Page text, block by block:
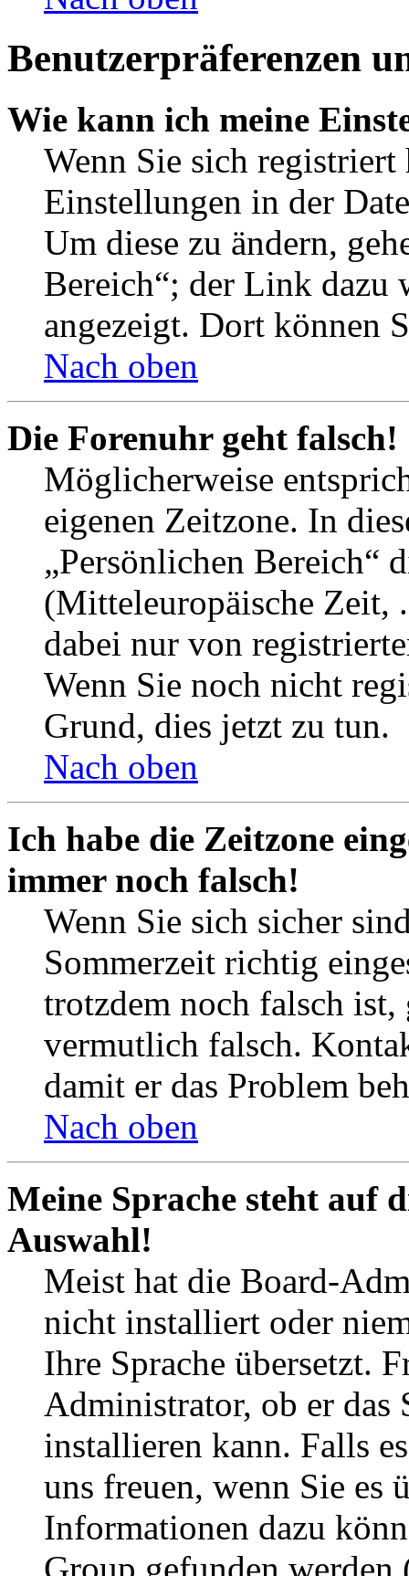
Benutzerpräferenzen
Wie kann ich meine
Wenn Sie sich
Einstellungen in der
Um diese zu ändern,
Bereich“; der Link dazu
angezeigt. Dort können
Nach oben
Die Forenuhr geht falsch!
Möglicherweise
eigenen Zeitzone. In
„Persönlichen Bereich“
(Mitteleuropäische Zeit,
dabei nur von
Wenn Sie noch nicht
Grund, dies jetzt zu tun.
Nach oben
Ich habe die Zeitzone
immer noch falsch!
Wenn Sie sich sicher
Sommerzeit richtig
trotzdem noch falsch ist,
vermutlich falsch.
damit er das Problem
Nach oben
Meine Sprache steht auf
Auswahl!
Meist hat die Board-
nicht installiert oder
Ihre Sprache übersetzt.
Administrator, ob er das
installieren kann. Falls
uns freuen, wenn Sie es
Informationen dazu